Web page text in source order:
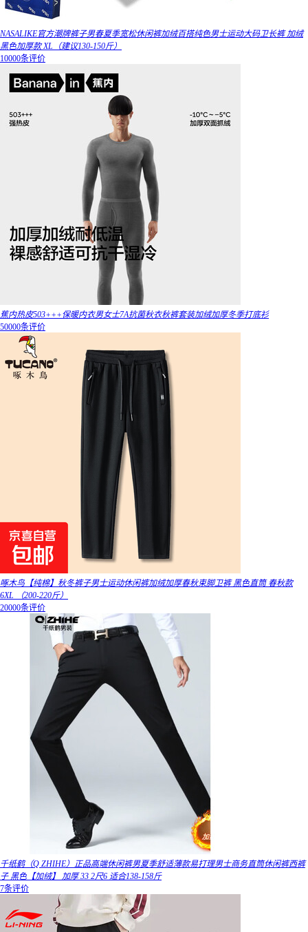
NASALIKE官方潮牌裤子男春夏季宽松休闲裤加绒百搭纯色男士运动大码卫长裤 加绒
黑色加厚款 XL（建议130-150斤）
10000条评价
蕉内热皮503+++保暖内衣男女士7A抗菌秋衣秋裤套装加绒加厚冬季打底衫
50000条评价
啄木鸟【纯棉】秋冬裤子男士运动休闲裤加绒加厚春秋束脚卫裤 黑色直筒 春秋款
6XL （200-220斤）
20000条评价
千纸鹤（Q ZHIHE）正品高端休闲裤男夏季舒适薄款易打理男士商务直筒休闲裤西裤
子 黑色【加绒】 加厚 33 2尺6 适合138-158斤
7条评价